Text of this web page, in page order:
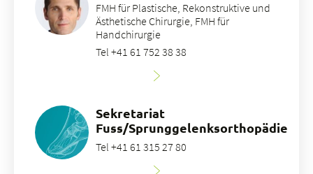
FMH für Plastische, Rekonstruktive und
Ästhetische Chirurgie, FMH für
Handchirurgie
Tel +41 61 752 38 38
Sekretariat
Fuss/Sprunggelenksorthopädie
Tel +41 61 315 27 80